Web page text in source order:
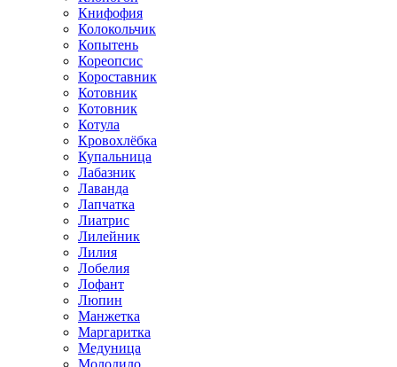
Книфофия
Колокольчик
Копытень
Кореопсис
Короставник
Котовник
Котовник
Котула
Кровохлёбка
Купальница
Лабазник
Лаванда
Лапчатка
Лиатрис
Лилейник
Лилия
Лобелия
Лофант
Люпин
Манжетка
Маргаритка
Медуница
Молодило